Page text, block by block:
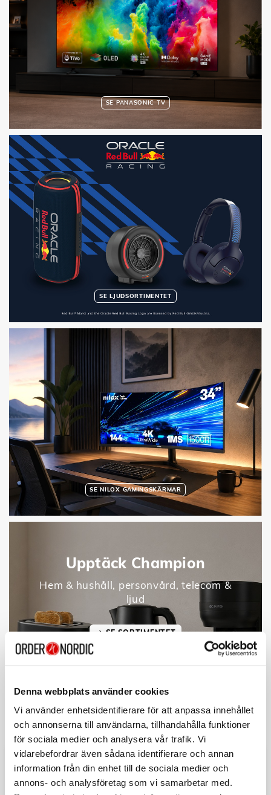
Denna webbplats använder cookies
Vi använder enhetsidentifierare för att anpassa innehållet
och annonserna till användarna, tillhandahålla funktioner
för sociala medier och analysera vår trafik. Vi
vidarebefordrar även sådana identifierare och annan
information från din enhet till de sociala medier och
annons- och analysföretag som vi samarbetar med.
SE PANASONIC TV
SE LJUDSORTIMENTET
SE NILOX GAMINGSKÄRMAR
Upptäck Champion
Hem & hushåll, personvård, telecom &
ljud
SE SORTIMENTET